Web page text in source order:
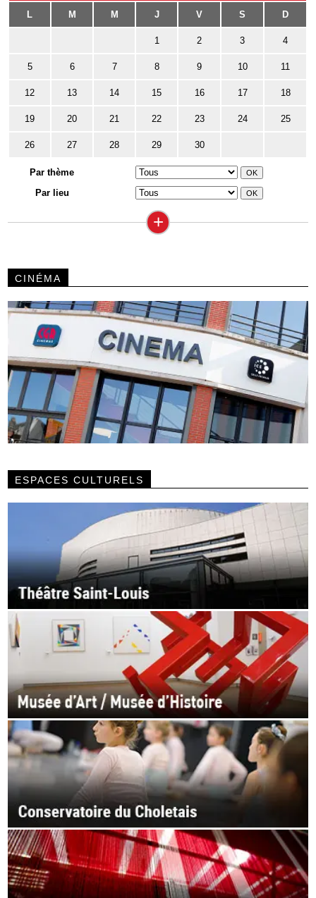
L M M J V S D
1 2 3 4
5 6 7 8 9 10 11
12 13 14 15 16 17 18
19 20 21 22 23 24 25
26 27 28 29 30
Par thème
Par lieu
+
CINÉMA
ESPACES CULTURELS